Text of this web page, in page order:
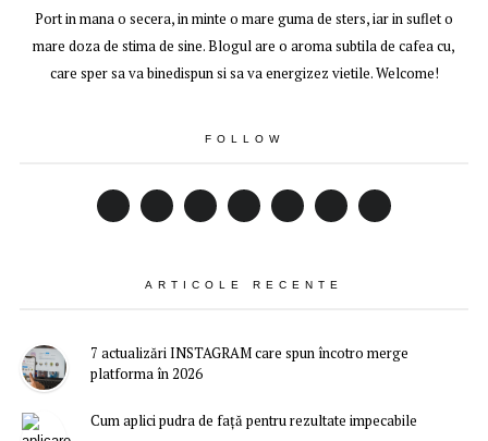
Port in mana o secera, in minte o mare guma de sters, iar in suflet o
mare doza de stima de sine. Blogul are o aroma subtila de cafea cu,
care sper sa va binedispun si sa va energizez vietile. Welcome!
FOLLOW
ARTICOLE RECENTE
7 actualizări INSTAGRAM care spun încotro merge
platforma în 2026
Cum aplici pudra de față pentru rezultate impecabile